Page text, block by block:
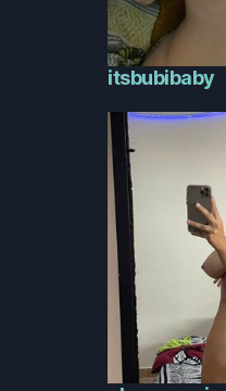
itsbubibaby